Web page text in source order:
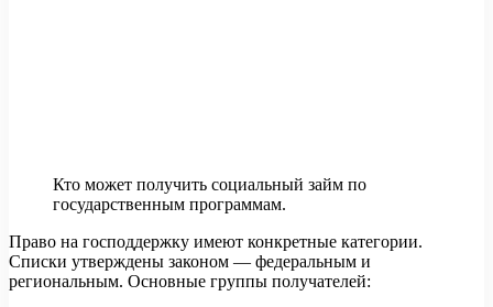
Кто может получить социальный займ по
государственным программам.
Право на господдержку имеют конкретные категории.
Списки утверждены законом — федеральным и
региональным. Основные группы получателей: